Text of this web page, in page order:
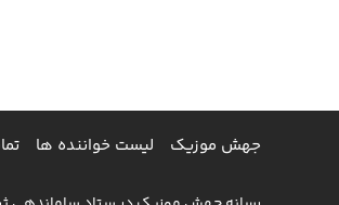
جهش موزیک لیست خواننده ها